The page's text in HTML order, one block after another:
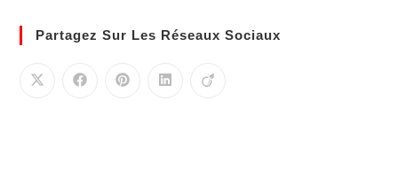
Partagez Sur Les Réseaux Sociaux